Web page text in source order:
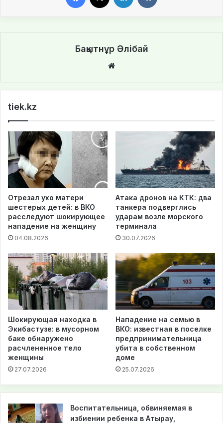
Бақытнұр Әлібай
te
tiek.kz
Отрезал ухо матери
шестерых детей: в ВКО
расследуют шокирующее
нападение на женщину
04.08.2026
Атака дронов на КТК: два
танкера подверглись
ударам возле морского
терминала
30.07.2026
Шокирующая находка в
Экибастузе: в мусорном
баке обнаружено
расчлененное тело
женщины
27.07.2026
Нападение на семью в
ВКО: известная в поселке
предпринимательница
убита в собственном
доме
25.07.2026
Воспитательница, обвиняемая в
избиении ребенка в Атырау,